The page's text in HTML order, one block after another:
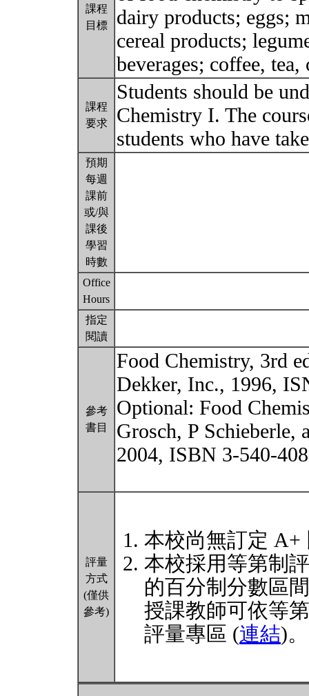
課程
目標
dairy products; eggs;
cereal products;
beverages; coffee,
課程
要求
Students should be
Chemistry I. The
students who have
預期
每週
課前
或/與
課後
學習
時數
Office
Hours
指定
閱讀
參考
書目
Food Chemistry, 3rd
Dekker, Inc., 1996,
Optional: Food
Grosch, P Schieberle,
2004, ISBN 3-540-
評量
方式
(僅供
參考)
本校尚無訂定 A+
本校採用等第制
的百分制分數區
授課教師可依等
評量專區 (連結)。